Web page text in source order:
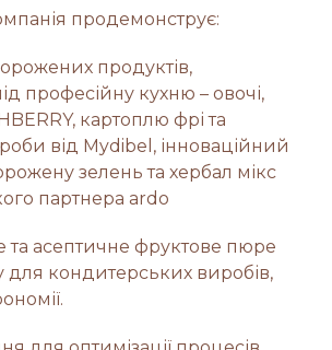
продемонструє:
продуктів,
професійну кухню – овочі,
картоплю фрі та
від Mydibel, інноваційний
зелень та хербал мікс
партнера ardo
асептичне фруктове пюре
для кондитерських виробів,